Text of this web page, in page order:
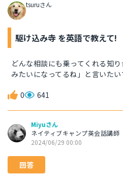
tsuruさん
駆け込み寺 を英語で教えて!
どんな相談にも乗ってくれる知
みたいになってるね」と言いたい
0 641
Miyuさん
ネイティブキャンプ英会話講師
2024/06/29 00:00
回答